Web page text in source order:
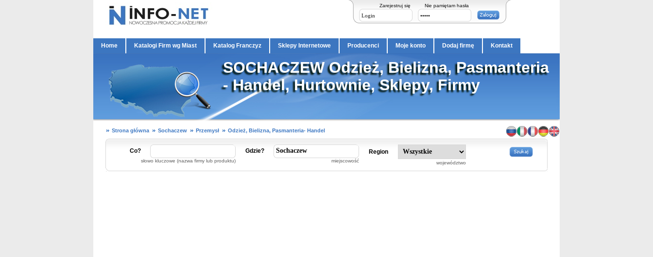
Zarejestruj się Nie pamiętam hasła
Home Katalogi Firm wg Miast Katalog Franczyz Sklepy Internetowe Producenci Moje konto Dodaj firmę Kontakt
SOCHACZEW Odzież, Bielizna, Pasmanteria
- Handel, Hurtownie, Sklepy, Firmy
Strona główna Sochaczew Przemysł Odzież, Bielizna, Pasmanteria- Handel
Co?
słowo kluczowe (nazwa firmy lub produktu)
Gdzie?
miejscowość
Region
województwo